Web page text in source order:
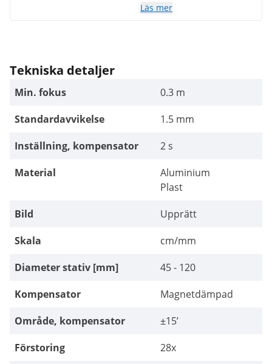
Läs mer
Tekniska detaljer
Min. fokus
0.3 m
Standardavvikelse
1.5 mm
Inställning, kompensator
2 s
Material
Aluminium
Plast
Bild
Upprätt
Skala
cm/mm
Diameter stativ [mm]
45 - 120
Kompensator
Magnetdämpad
Område, kompensator
±15’
Förstoring
28x